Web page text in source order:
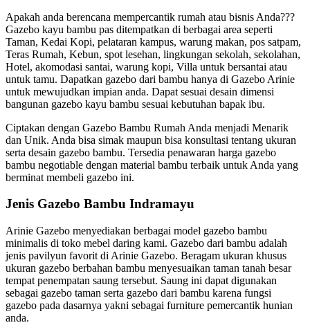
Apakah anda berencana mempercantik rumah atau bisnis Anda???
Gazebo kayu bambu pas ditempatkan di berbagai area seperti
Taman, Kedai Kopi, pelataran kampus, warung makan, pos satpam,
Teras Rumah, Kebun, spot lesehan, lingkungan sekolah, sekolahan,
Hotel, akomodasi santai, warung kopi, Villa untuk bersantai atau
untuk tamu. Dapatkan gazebo dari bambu hanya di Gazebo Arinie
untuk mewujudkan impian anda. Dapat sesuai desain dimensi
bangunan gazebo kayu bambu sesuai kebutuhan bapak ibu.
Ciptakan dengan Gazebo Bambu Rumah Anda menjadi Menarik
dan Unik. Anda bisa simak maupun bisa konsultasi tentang ukuran
serta desain gazebo bambu. Tersedia penawaran harga gazebo
bambu negotiable dengan material bambu terbaik untuk Anda yang
berminat membeli gazebo ini.
Jenis Gazebo Bambu Indramayu
Arinie Gazebo menyediakan berbagai model gazebo bambu
minimalis di toko mebel daring kami. Gazebo dari bambu adalah
jenis pavilyun favorit di Arinie Gazebo. Beragam ukuran khusus
ukuran gazebo berbahan bambu menyesuaikan taman tanah besar
tempat penempatan saung tersebut. Saung ini dapat digunakan
sebagai gazebo taman serta gazebo dari bambu karena fungsi
gazebo pada dasarnya yakni sebagai furniture pemercantik hunian
anda.